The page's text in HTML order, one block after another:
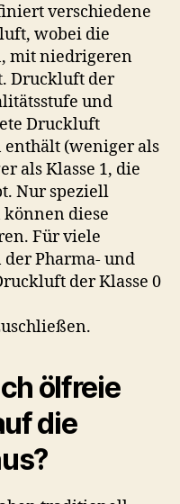
verschiedene
wobei die
mit niedrigeren
Druckluft der
und
Druckluft
(weniger als
als Klasse 1, die
Nur speziell
diese
Für viele
Pharma- und
der Klasse 0
ölfreie
die